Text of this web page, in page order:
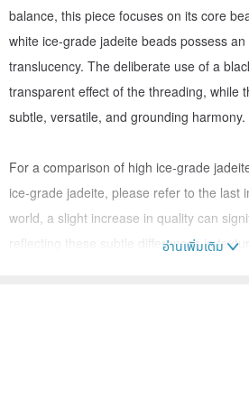
balance, this piece focuses on its core
white ice-grade jadeite beads possess
translucency. The deliberate use of a
transparent effect of the threading, while
subtle, versatile, and grounding harmony.
For a comparison of high ice-grade
ice-grade jadeite, please refer to the last
world, a slight increase in quality can
reflecting these subtle differences in
อ่านเพิ่มเติม